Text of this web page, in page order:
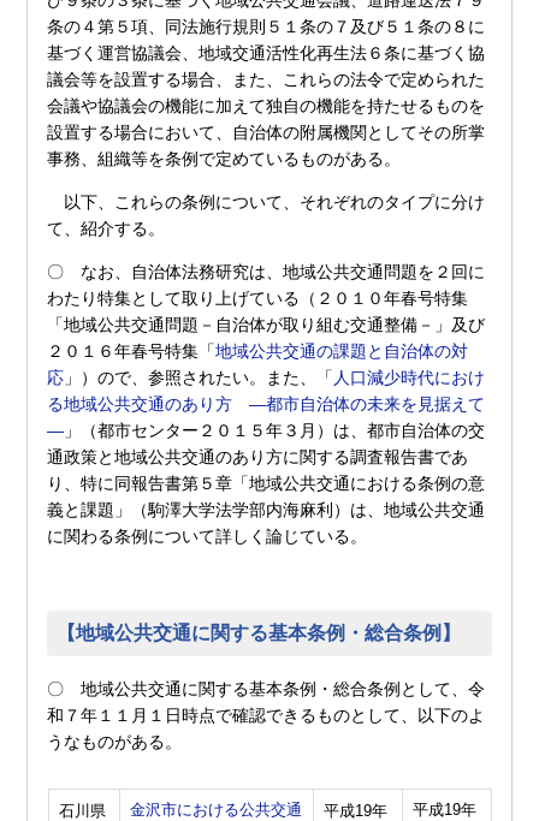
条の４第５項、同法施行規則５１条の７及び５１条の８に
基づく運営協議会、地域交通活性化再生法６条に基づく協
議会等を設置する場合、また、これらの法令で定められた
会議や協議会の機能に加えて独自の機能を持たせるものを
設置する場合において、自治体の附属機関としてその所掌
事務、組織等を条例で定めているものがある。
以下、これらの条例について、それぞれのタイプに分け
て、紹介する。
〇 なお、自治体法務研究は、地域公共交通問題を２回に
わたり特集として取り上げている（２０１０年春号特集
「地域公共交通問題－自治体が取り組む交通整備－」及び
２０１６年春号特集「地域公共交通の課題と自治体の対
応 」）ので、参照されたい。また、「 人口減少時代におけ
る地域公共交通のあり方 ―都市自治体の未来を見据えて
― 」（都市センター２０１５年３月）は、都市自治体の交
通政策と地域公共交通のあり方に関する調査報告書であ
り、特に同報告書第５章「地域公共交通における条例の意
義と課題」（駒澤大学法学部内海麻利）は、地域公共交通
に関わる条例について詳しく論じている。
【地域公共交通に関する基本条例・総合条例】
〇 地域公共交通に関する基本条例・総合条例として、令
和７年１１月１日時点で確認できるものとして、以下のよ
うなものがある。
石川県
金沢市における公共交通
平成19年
平成19年